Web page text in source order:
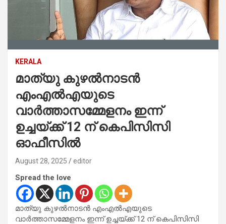
KERALA
മാത്യു കുഴൽനാടൻ
എംഎൽഎയുടെ
വാർത്താസമ്മേളനം ഇന്ന്
ഉച്ചയ്ക്ക് 12 ന് കെപിസിസി
ഓഫീസിൽ
August 28, 2025 editor
Spread the love
മാത്യു കുഴൽനാടൻ എംഎൽഎയുടെ
വാർത്താസമ്മേളനം ഇന്ന് ഉച്ചയ്ക്ക് 12 ന് കെപിസിസി